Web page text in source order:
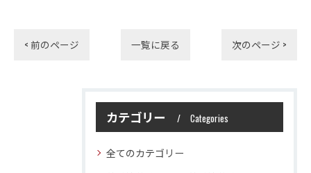
< 前のページ 一覧に戻る 次のページ >
カテゴリー Categories
全てのカテゴリー